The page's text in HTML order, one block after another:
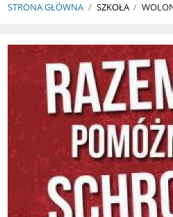
STRONA GŁÓWNA / SZKOŁA /
Wolontariat